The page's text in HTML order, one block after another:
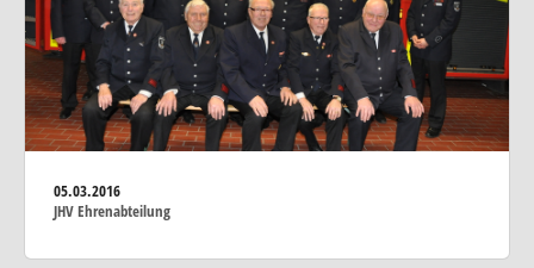
05.03.2016
JHV Ehrenabteilung